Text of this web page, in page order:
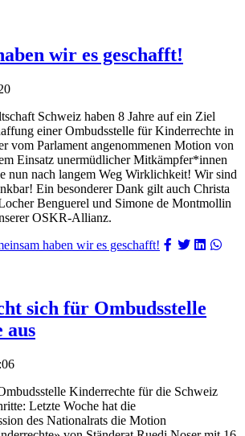
wir es geschafft!
Schweiz haben 8 Jahre auf ein Ziel
einer Ombudsstelle für Kinderrechte in
vom Parlament angenommenen Motion von
Einsatz unermüdlicher Mitkämpfer*innen
nun nach langem Weg Wirklichkeit! Wir sind
Ein besonderer Dank gilt auch Christa
Benguerel und Simone de Montmollin
OSKR-Allianz.
haben wir es geschafft!
sich für Ombudsstelle
aus
Kinderrechte für die Schweiz
Letzte Woche hat die
des Nationalrats die Motion